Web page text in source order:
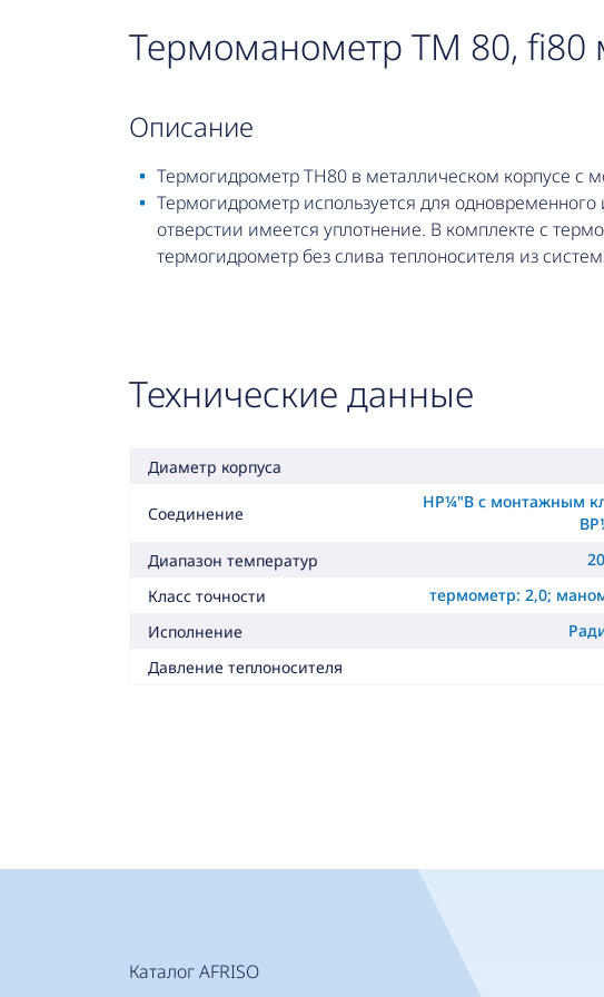
Термоманометр TM 80, fi80
описание
Термогидрометр TH80 в металлическом корпусе с
Термогидрометр используется для
отверстии имеется уплотнение. В комплекте с
термогидрометр без слива теплоносителя из
Технические данные
Диаметр корпуса
Соединение
НР¼"B с монтажным
Диапазон температур
Класс точности
термометр: 2,0;
Исполнение
Давление теплоносителя
Каталог AFRISO